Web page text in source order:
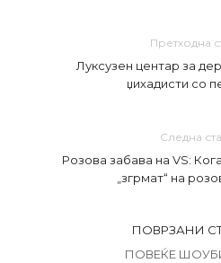
Претходна
Луксузен центар за
џихадисти со
Следна
Розова забава на VS:
„згрмат“ на
ПОВРЗАНИ
ПОВЕЌЕ